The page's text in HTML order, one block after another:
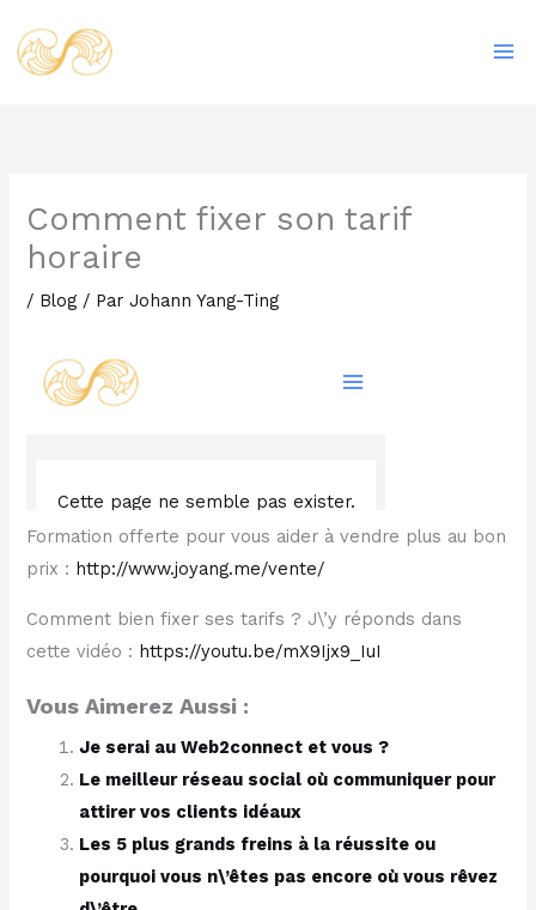
au
contenu
Comment fixer son tarif
horaire
/ Blog / ParJohann Yang-Ting
Formation offerte pour vous aider à vendre plus au bon
prix : http://www.joyang.me/vente/
Comment bien fixer ses tarifs ? J\’y réponds dans
cette vidéo : https://youtu.be/mX9Ijx9_IuI
Vous Aimerez Aussi :
Je serai au Web2connect et vous ?
Le meilleur réseau social où communiquer pour
attirer vos clients idéaux
Les 5 plus grands freins à la réussite ou
pourquoi vous n\’êtes pas encore où vous rêvez